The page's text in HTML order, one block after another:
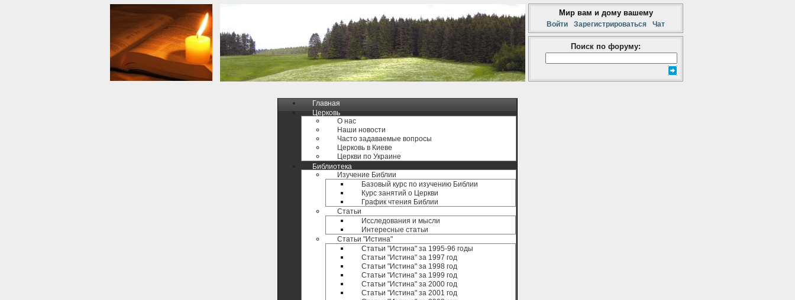
Мир вам и дому вашему
Войти Зарегистрироваться Чат
Поиск по форуму:
Главная
Церковь
О нас
Наши новости
Часто задаваемые вопросы
Церковь в Киеве
Церкви по Украине
Библиотека
Изучение Библии
Базовый курс по изучению Библии
Курс занятий о Церкви
График чтения Библии
Статьи
Исследования и мысли
Интересные статьи
Статьи "Истина"
Статьи "Истина" за 1995-96 годы
Статьи "Истина" за 1997 год
Статьи "Истина" за 1998 год
Статьи "Истина" за 1999 год
Статьи "Истина" за 2000 год
Статьи "Истина" за 2001 год